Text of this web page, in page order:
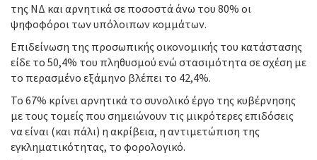
της ΝΔ και αρνητικά σε ποσοστά άνω του 80% οι
ψηφοφόροι των υπόλοιπων κομμάτων.
Επιδείνωση της προσωπικής οικονομικής του κατάστασης
είδε το 50,4% του πληθυσμού ενώ στασιμότητα σε σχέση με
το περασμένο εξάμηνο βλέπει το 42,4%.
Το 67% κρίνει αρνητικά το συνολικό έργο της κυβέρνησης
με τους τομείς που σημειώνουν τις μικρότερες επιδόσεις
να είναι (και πάλι) η ακρίβεια, η αντιμετώπιση της
εγκληματικότητας, το φορολογικό.